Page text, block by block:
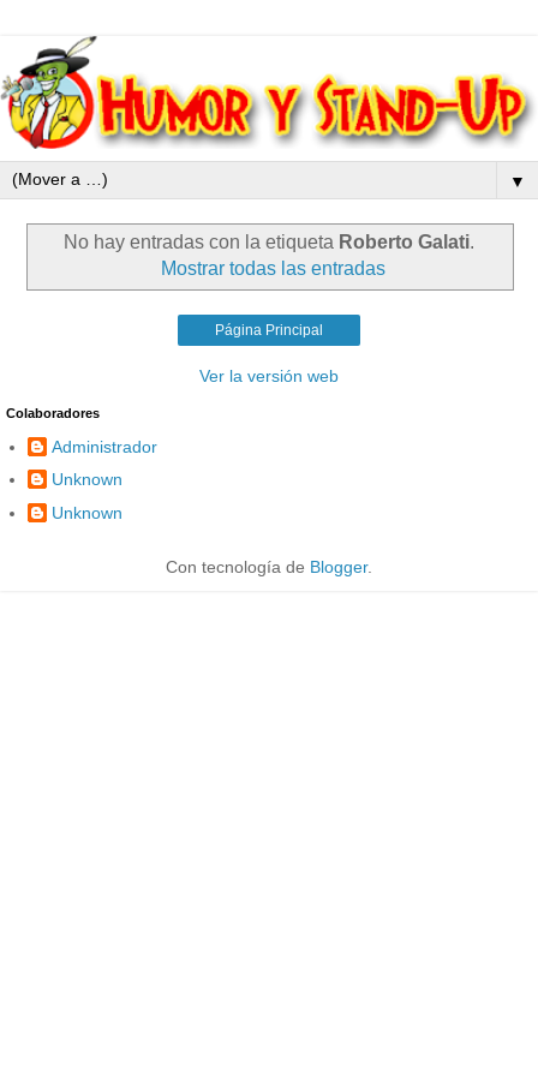
▼
No hay entradas con la etiqueta Roberto Galati.
Mostrar todas las entradas
Página Principal
Ver la versión web
Colaboradores
Administrador
Unknown
Unknown
Con tecnología de Blogger.